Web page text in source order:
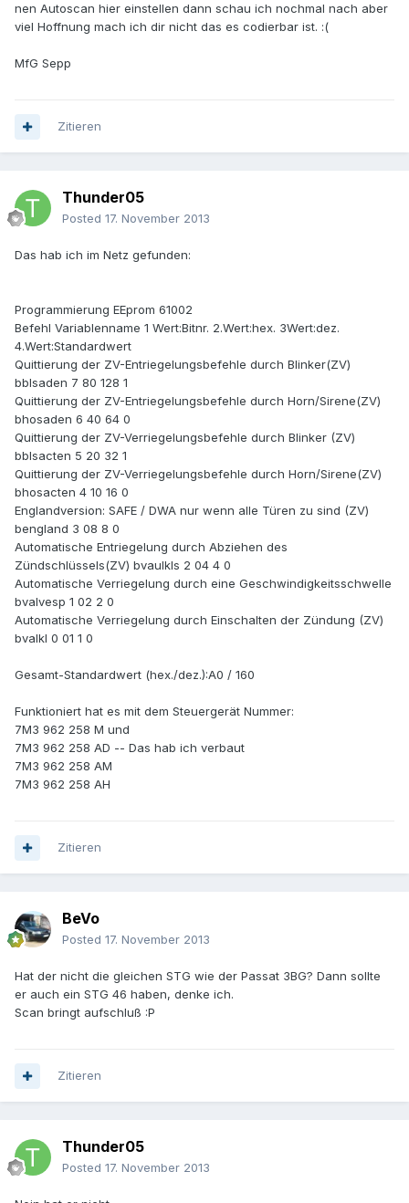
nen Autoscan hier einstellen dann schau ich nochmal nach aber
viel Hoffnung mach ich dir nicht das es codierbar ist. :(
MfG Sepp
Zitieren
Thunder05
Posted 17. November 2013
Das hab ich im Netz gefunden:
Programmierung EEprom 61002
Befehl Variablenname 1 Wert:Bitnr. 2.Wert:hex. 3Wert:dez.
4.Wert:Standardwert
Quittierung der ZV-Entriegelungsbefehle durch Blinker(ZV)
bblsaden 7 80 128 1
Quittierung der ZV-Entriegelungsbefehle durch Horn/Sirene(ZV)
bhosaden 6 40 64 0
Quittierung der ZV-Verriegelungsbefehle durch Blinker (ZV)
bblsacten 5 20 32 1
Quittierung der ZV-Verriegelungsbefehle durch Horn/Sirene(ZV)
bhosacten 4 10 16 0
Englandversion: SAFE / DWA nur wenn alle Türen zu sind (ZV)
bengland 3 08 8 0
Automatische Entriegelung durch Abziehen des
Zündschlüssels(ZV) bvaulkls 2 04 4 0
Automatische Verriegelung durch eine Geschwindigkeitsschwelle
bvalvesp 1 02 2 0
Automatische Verriegelung durch Einschalten der Zündung (ZV)
bvalkl 0 01 1 0
Gesamt-Standardwert (hex./dez.):A0 / 160
Funktioniert hat es mit dem Steuergerät Nummer:
7M3 962 258 M und
7M3 962 258 AD -- Das hab ich verbaut
7M3 962 258 AM
7M3 962 258 AH
Zitieren
BeVo
Posted 17. November 2013
Hat der nicht die gleichen STG wie der Passat 3BG? Dann sollte
er auch ein STG 46 haben, denke ich.
Scan bringt aufschluß :P
Zitieren
Thunder05
Posted 17. November 2013